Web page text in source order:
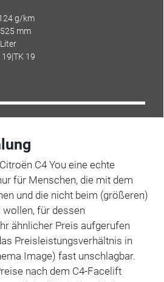
g/km
mm
19
C4 You eine echte
für Menschen, die mit dem
und die nicht beim (größeren)
wollen, für dessen
ähnlicher Preis aufgerufen
Preisleistungsverhältnis in
Image) fast unschlagbar.
nach dem C4-Facelift